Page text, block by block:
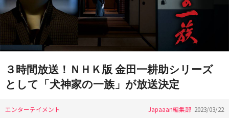
３時間放送！ＮＨＫ版 金田一耕助シリーズ
として「犬神家の一族」が放送決定
エンターテイメント Japaaan編集部 2023/03/22